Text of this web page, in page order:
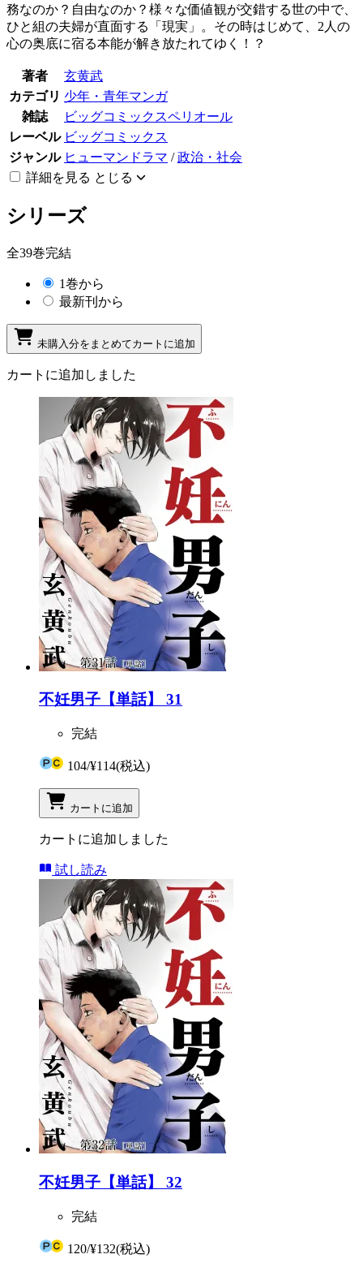
務なのか？自由なのか？様々な価値観が交錯する世の中で、
ひと組の夫婦が直面する「現実」。その時はじめて、2人の
心の奥底に宿る本能が解き放たれてゆく！？
著者
玄黄武
カテゴリ 少年・青年マンガ
雑誌
ビッグコミックスペリオール
レーベル ビッグコミックス
ジャンル ヒューマンドラマ /政治・社会
詳細を見る とじる
シリーズ
全39巻完結
1巻から
最新刊から
未購入分をまとめてカートに追加
カートに追加しました
不妊男子【単話】 31
完結
104/¥114(税込)
カートに追加
カートに追加しました
試し読み
不妊男子【単話】 32
完結
120/¥132(税込)